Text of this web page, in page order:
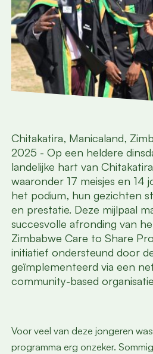
Chitakatira, Manicaland,
2025 - Op een heldere
landelijke hart van
waaronder 17 meisjes en 14
het podium, hun gezichten
en prestatie. Deze mijlpaal
succesvolle afronding van
Zimbabwe Care to Share
initiatief ondersteund door
geïmplementeerd via een
community-based
Voor veel van deze jongeren
programma erg onzeker.